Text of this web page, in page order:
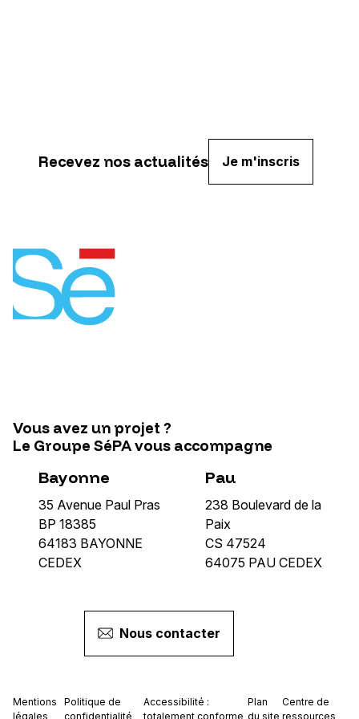
Recevez nos actualités Je m'inscris
Vous avez un projet ?
Le Groupe SéPA vous accompagne
Bayonne
35 Avenue Paul Pras
BP 18385
64183 BAYONNE
CEDEX
Pau
238 Boulevard de la
Paix
CS 47524
64075 PAU CEDEX
Nous contacter
Mentions
légales
Politique de
confidentialité
Accessibilité :
totalement conforme
Plan
du site
Centre de
ressources